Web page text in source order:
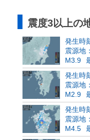
震度3以上の
発生時
震源地
M3.9
発生時
震源地
M2.9
発生時
震源地
M4.5